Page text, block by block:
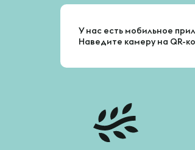
У нас есть мобильное
Наведите камеру на QR-